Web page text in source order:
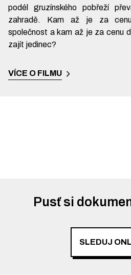
podél gruzínského pobřeží
zahradě. Kam až je za
společnost a kam až je za cenu
zajít jedinec?
VÍCE O FILMU
Pusť si
SLEDUJ